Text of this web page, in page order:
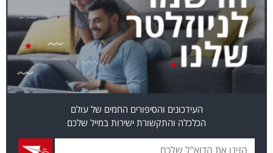
העידכונים והסיפורים החמים של עולם
הכלכלה והתקשורת ישירות במייל שלכם